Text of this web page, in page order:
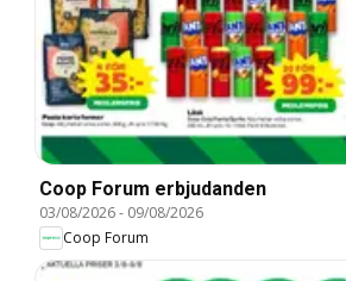
Coop Forum erbjudanden
03/08/2026- 09/08/2026
Coop Forum